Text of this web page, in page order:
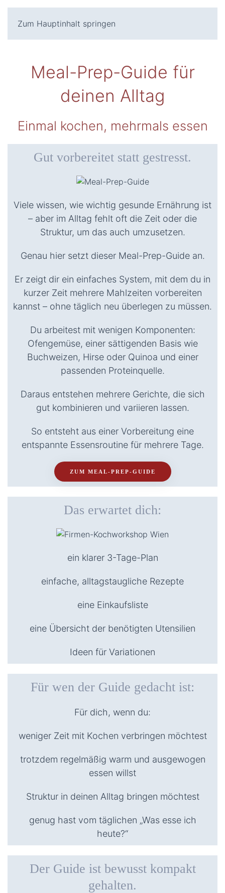
Zum Hauptinhalt springen
Meal-Prep-Guide für
deinen Alltag
Einmal kochen, mehrmals essen
Gut vorbereitet statt gestresst.
Viele wissen, wie wichtig gesunde Ernährung ist
– aber im Alltag fehlt oft die Zeit oder die
Struktur, um das auch umzusetzen.
Genau hier setzt dieser Meal-Prep-Guide an.
Er zeigt dir ein einfaches System, mit dem du in
kurzer Zeit mehrere Mahlzeiten vorbereiten
kannst – ohne täglich neu überlegen zu müssen.
Du arbeitest mit wenigen Komponenten:
Ofengemüse, einer sättigenden Basis wie
Buchweizen, Hirse oder Quinoa und einer
passenden Proteinquelle.
Daraus entstehen mehrere Gerichte, die sich
gut kombinieren und variieren lassen.
So entsteht aus einer Vorbereitung eine
entspannte Essensroutine für mehrere Tage.
ZUM MEAL-PREP-GUIDE
Das erwartet dich:
ein klarer 3-Tage-Plan
einfache, alltagstaugliche Rezepte
eine Einkaufsliste
eine Übersicht der benötigten Utensilien
Ideen für Variationen
Für wen der Guide gedacht ist:
Für dich, wenn du:
weniger Zeit mit Kochen verbringen möchtest
trotzdem regelmäßig warm und ausgewogen
essen willst
Struktur in deinen Alltag bringen möchtest
genug hast vom täglichen „Was esse ich
heute?“
Der Guide ist bewusst kompakt
gehalten.